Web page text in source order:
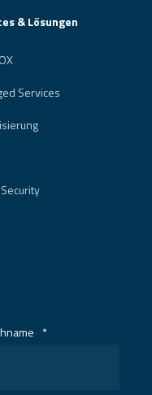
& Lösungen
Services
*